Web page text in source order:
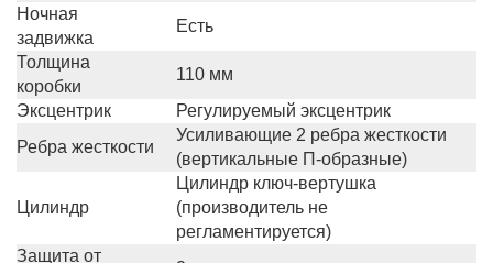
Ночная
задвижка
Есть
Толщина
коробки
110 мм
Эксцентрик
Регулируемый эксцентрик
Ребра жесткости
Усиливающие 2 ребра жесткости
(вертикальные П-образные)
Цилиндр
Цилиндр ключ-вертушка
(производитель не
регламентируется)
Защита от